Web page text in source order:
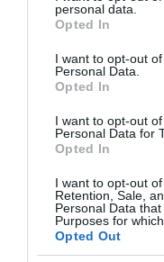
grant or deny consent
use your data for
consent section.
personal data.
Opted In
I want to opt-out
Personal Data.
Opted In
I want to opt-out
Personal Data for
Opted In
I want to opt-out
Retention, Sale,
Personal Data
Purposes for
Opted Out
Γκύζη: Η στιγμή
εναντίον του
Βίντεο
Φώναζε "τώρα θα